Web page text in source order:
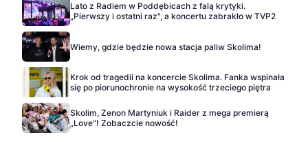
Lato z Radiem w Poddębicach z falą krytyki.
„Pierwszy i ostatni raz", a koncertu zabrakło w TVP2
Wiemy, gdzie będzie nowa stacja paliw Skolima!
Krok od tragedii na koncercie Skolima. Fanka wspinała
się po piorunochronie na wysokość trzeciego piętra
Skolim, Zenon Martyniuk i Raider z mega premierą
„Love"! Zobaczcie nowość!